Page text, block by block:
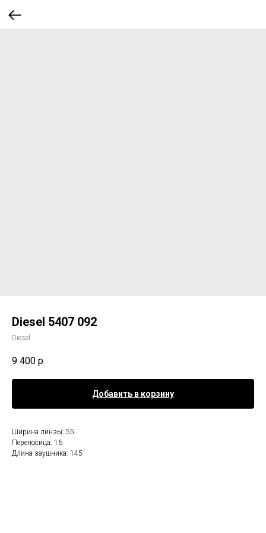
Diesel 5407 092
Diesel
9 400 р.
Добавить в корзину
Ширина линзы: 55
Переносица: 16
Длина заушника: 145